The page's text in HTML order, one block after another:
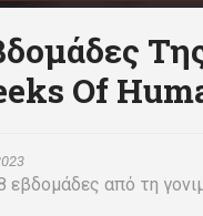
Of
από τη